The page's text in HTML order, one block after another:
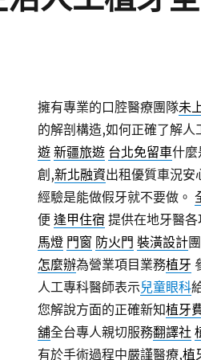
擁有專業的口腔醫療團隊未
的解剖構造,如何正確了解人
遊 新疆旅遊 台北免留車什麼
創,新北融資出租優質車況安
經驗是能做假牙就不要做。
便 逢甲住宿 提供在地牙醫
馬燈 門窗 防火門 裝潢設計
怎麼辦為營業項目業務植牙
人工專科醫師表示兒童眼科
您解說方面的正確新知植牙
舖全台專人親切服務翻譯社
有於手術過程中嚴謹醫療,植